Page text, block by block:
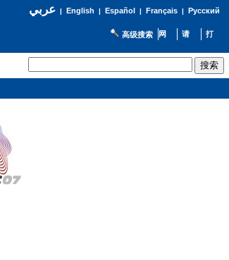
عربي| English | Español | Français| Русский
高级搜索